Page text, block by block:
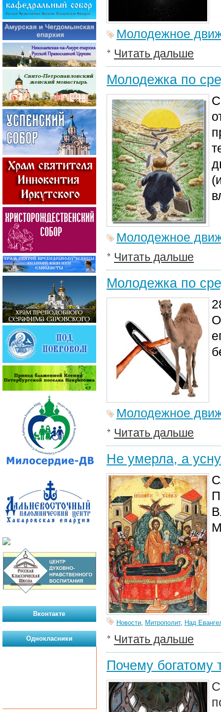
Молодежное
Читать дальше
Молодежка по
Молодежное
Читать дальше
Молодежка по
Молодежное
Читать дальше
Не умерла, а
Новости, Митрополит, Над
Читать дальше
Почему богатому
Вконтакте
Однокласники